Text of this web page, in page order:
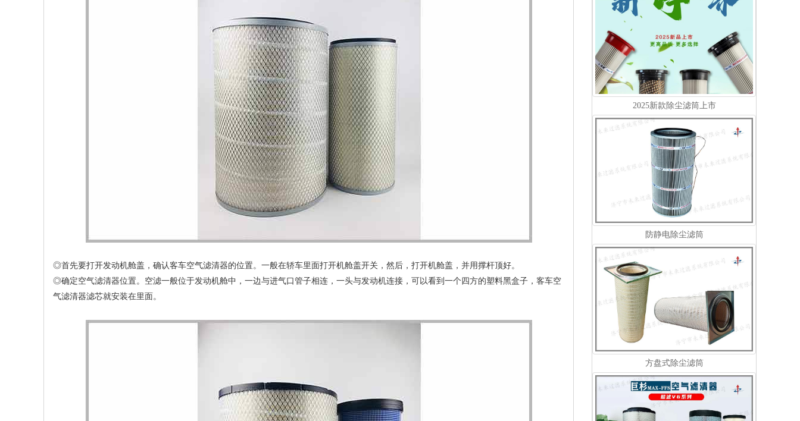
◎首先要打开发动机舱盖，确认客车空气滤清器的位置。一般在轿车里面打开机舱盖开关，然后，打开机舱盖，并用撑杆顶好。
◎确定空气滤清器位置。空滤一般位于发动机舱中，一边与进气口管子相连，一头与发动机连接，可以看到一个四方的塑料黑盒子，客车空
气滤清器滤芯就安装在里面。
2025新款除尘滤筒上市
防静电除尘滤筒
方盘式除尘滤筒